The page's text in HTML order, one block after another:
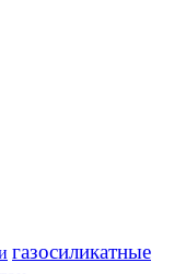
газосиликатные